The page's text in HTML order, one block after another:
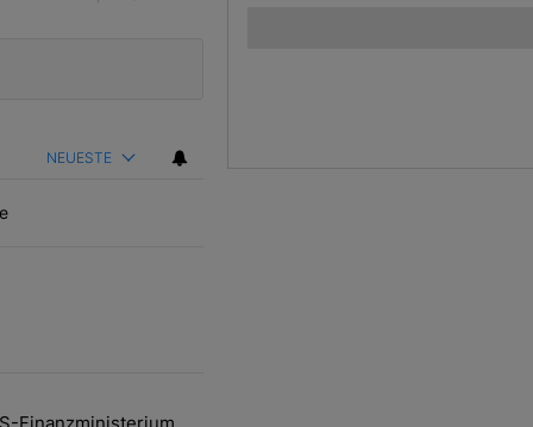
NEUESTE
Artikel der letzten 7 days.